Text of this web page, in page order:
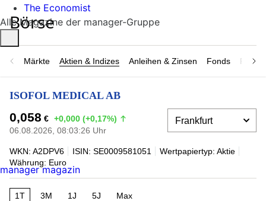
Märkte Aktien & Indizes Anleihen & Zinsen Fonds
ISOFOL MEDICAL AB
0,058 € +0,000 (+0,17%)
06.08.2026, 08:03:26 Uhr
WKN: A2DPV6 ISIN: SE0009581051
Wertpapiertyp: Aktie
Währung: Euro
1T 3M 1J 5J Max
The Economist
Alle Magazine der manager-Gruppe
manager magazin